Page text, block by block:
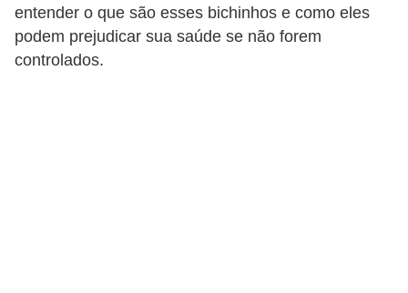
entender o que são esses bichinhos e como eles
podem prejudicar sua saúde se não forem
controlados.
C
o